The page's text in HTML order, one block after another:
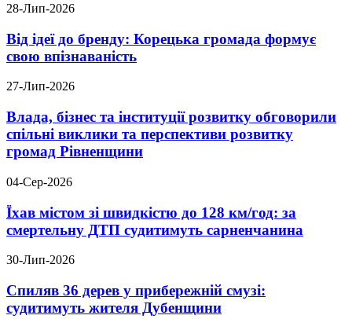
28-Лип-2026
Від ідеї до бренду: Корецька громада формує
свою впізнаваність
27-Лип-2026
Влада, бізнес та інституції розвитку обговорили
спільні виклики та перспективи розвитку
громад Рівненщини
04-Сер-2026
Їхав містом зі швидкістю до 128 км/год: за
смертельну ДТП судитимуть сарненчанина
30-Лип-2026
Спиляв 36 дерев у прибережній смузі:
судитимуть жителя Дубенщини